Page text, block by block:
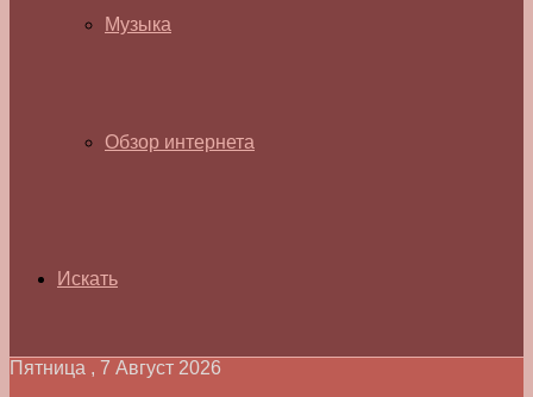
Музыка
Обзор интернета
Искать
Пятница , 7 Август 2026